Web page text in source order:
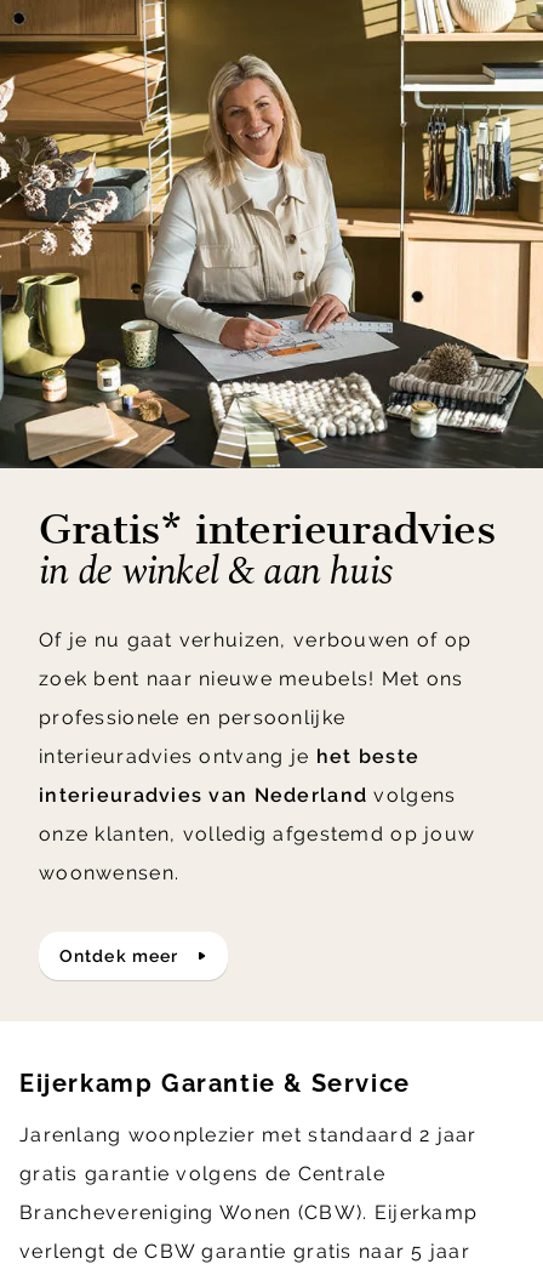
Gratis* interieuradvies
in de winkel & aan huis
Of je nu gaat verhuizen, verbouwen of op
zoek bent naar nieuwe meubels! Met ons
professionele en persoonlijke
interieuradvies ontvang je het beste
interieuradvies van Nederland volgens
onze klanten, volledig afgestemd op jouw
woonwensen.
ontdek meer
Eijerkamp Garantie & Service
Jarenlang woonplezier met standaard 2 jaar
gratis garantie volgens de Centrale
Branchevereniging Wonen (CBW). Eijerkamp
verlengt de CBW garantie gratis naar 5 jaar